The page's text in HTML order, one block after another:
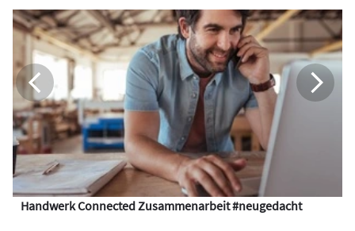
Handwerk Connected Zusammenarbeit #neugedacht